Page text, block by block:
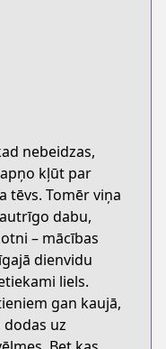
nebeidzas,
kļūt par
tēvs. Tomēr viņa
dabu,
– mācības
dienvidu
liels.
gan kaujā,
uz